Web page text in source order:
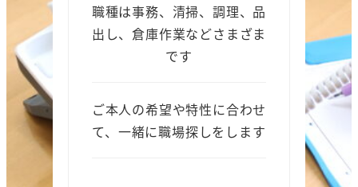
職種は事務、清掃、調理、品
出し、倉庫作業などさまざま
です
ご本人の希望や特性に合わせ
て、一緒に職場探しをします